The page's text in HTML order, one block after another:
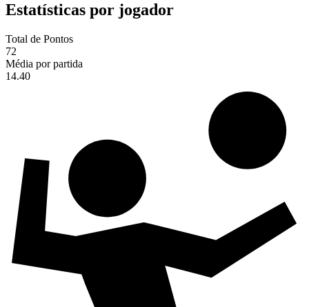
Estatísticas por jogador
Total de Pontos
72
Média por partida
14.40